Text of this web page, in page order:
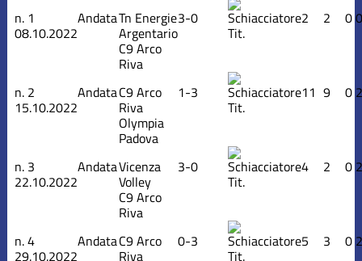
n. 1
08.10.2022
AndataTn Energie
Argentario
C9 Arco
Riva
3-0
Tit.
2 2 00
n. 2
15.10.2022
AndataC9 Arco
Riva
Olympia
Padova
1-3
Tit.
11 9 0 2
n. 3
22.10.2022
AndataVicenza
Volley
C9 Arco
Riva
3-0
Tit.
4 2 0 2
n.4
29.10.2022
AndataC9 Arco
Riva
0-3
Tit.
5 3 0 2